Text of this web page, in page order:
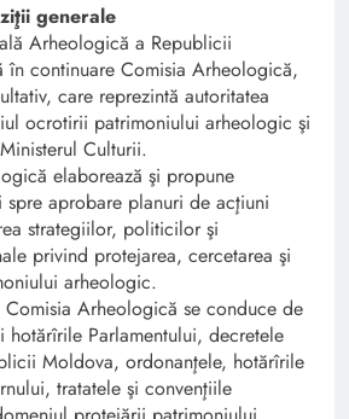
generale
Arheologică a Republicii
în continuare Comisia Arheologică,
care reprezintă autoritatea
ocrotirii patrimoniului arheologic şi
Culturii.
elaborează şi propune
aprobare planuri de acţiuni
strategiilor, politicilor şi
privind protejarea, cercetarea şi
arheologic.
Comisia Arheologică se conduce de
hotărîrile Parlamentului, decretele
Moldova, ordonanţele, hotărîrile
tratatele şi convenţiile